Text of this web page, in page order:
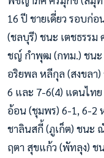
16 ปี ชายเดี่ยว รอบก่
(ชลบุรี) ชนะ เตชธรรม
ชญ์ กำพุฒ (กทม.) ชนะ
อริยพล หลีกุล (สงขลา
6 และ 7-6(4) แดนไท
อ้อน (ชุมพร) 6-1, 6-2
ชาลินสกี้ (ภูเก็ต) ชนะ
ฤตา สุขแก้ว (พัทลุง) ช